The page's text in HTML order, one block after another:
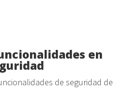
en
de seguridad de